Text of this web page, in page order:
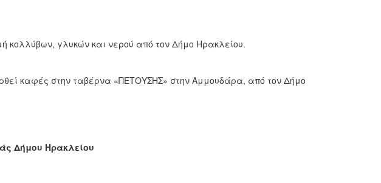
κολλύβων, γλυκών και νερού από τον Δήμο Ηρακλείου.
καφές στην ταβέρνα «ΠΕΤΟΥΣΗΣ» στην Αμμουδάρα, από τον Δήμο
Δήμου Ηρακλείου